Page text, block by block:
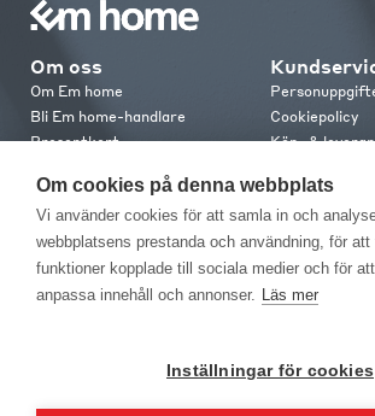
Om oss
Om Em home
Bli Em home-handlare
Presentkort
Em home Club
Medlemsvillkor
Cookiepolicy
Köp- &
Retur &
Kontakt
Kontakta oss
Om cookies på denna webbplats
Vi använder cookies för att samla in och
webbplatsens prestanda och användning, för att
funktioner kopplade till sociala medier och för
anpassa innehåll och annonser. Läs mer
Inställningar för cookies